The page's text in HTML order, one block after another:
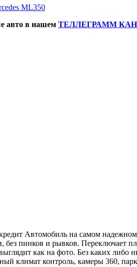
ML350
авто в нашем ТЕЛЛЕГРАММ
Автомобиль на самом
пинков и рывков. Переключает
как на фото. Без каких
климат контроль, камеры 360,